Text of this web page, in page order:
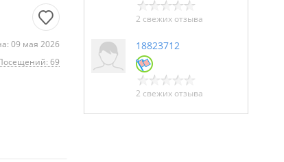
09 мая 2026
69
2 свежих отзыва
18823712
2 свежих отзыва